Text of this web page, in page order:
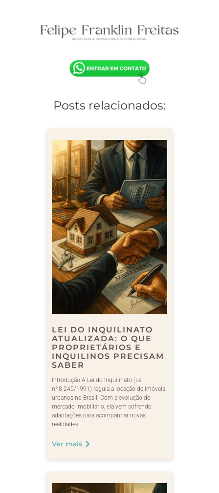
Posts relacionados:
LEI DO INQUILINATO
ATUALIZADA: O QUE
PROPRIETÁRIOS E
INQUILINOS PRECISAM
SABER
Introdução A Lei do Inquilinato (Lei
nº 8.245/1991) regula a locação de imóveis
urbanos no Brasil. Com a evolução do
mercado imobiliário, ela vem sofrendo
adaptações para acompanhar novas
realidades —…
Ver mais